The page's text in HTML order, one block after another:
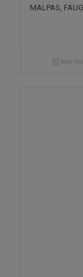
MALPAS,
Voir